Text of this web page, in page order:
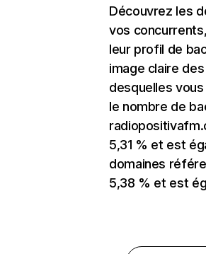
Découvrez les
vos
leur profil de
image claire
desquelles
le nombre de
5,31 % et est
domaines
5,38 % et est